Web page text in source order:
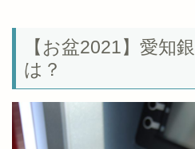
【お盆2021】愛知
は？